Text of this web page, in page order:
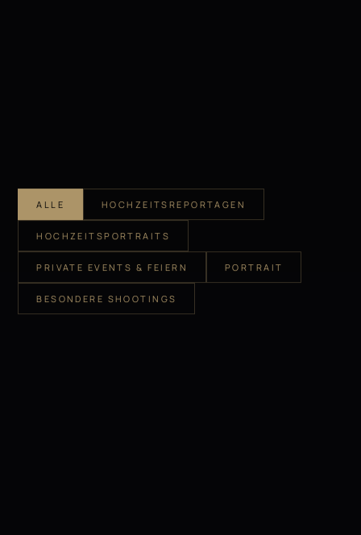
ALLE HOCHZEITSREPORTAGEN
HOCHZEITSPORTRAITS
PRIVATE EVENTS & FEIERN PORTRAIT
BESONDERE SHOOTINGS